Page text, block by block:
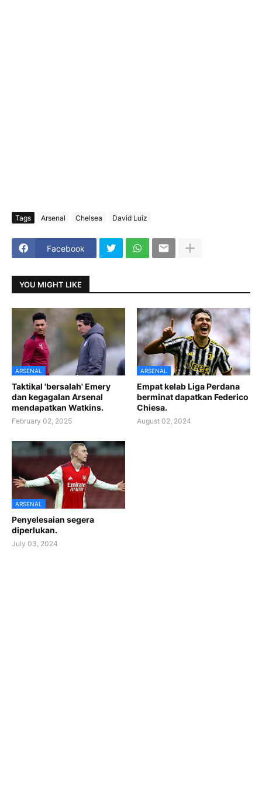
Tags Arsenal Chelsea David Luiz
Facebook
YOU MIGHT LIKE
ARSENAL
Taktikal 'bersalah' Emery
dan kegagalan Arsenal
mendapatkan Watkins.
February 02, 2025
ARSENAL
Empat kelab Liga Perdana
berminat dapatkan Federico
Chiesa.
August 02, 2024
ARSENAL
Penyelesaian segera
diperlukan.
July 03, 2024